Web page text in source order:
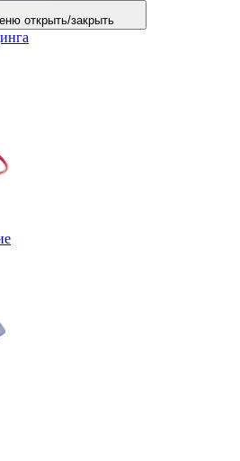
открыть/закрыть